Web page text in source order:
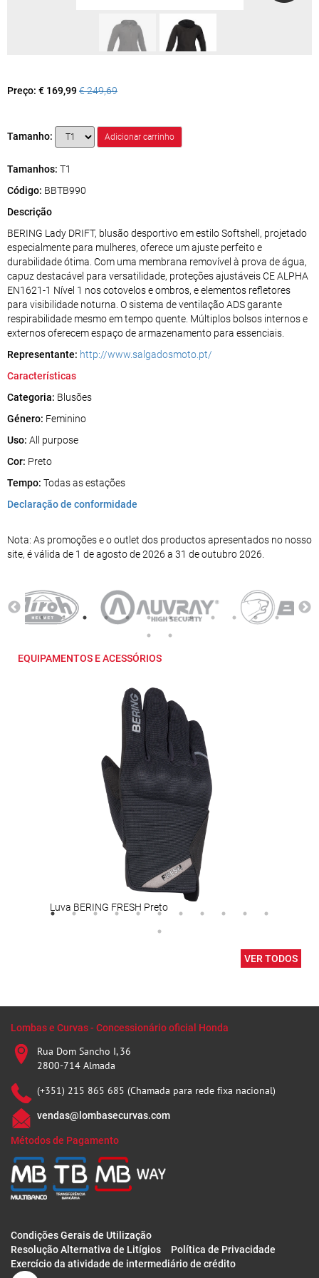
Preço: € 169,99€ 249,69
Tamanho:
Tamanhos: T1
Código: BBTB990
Descrição
BERING Lady DRIFT, blusão desportivo em estilo Softshell, projetado
especialmente para mulheres, oferece um ajuste perfeito e
durabilidade ótima. Com uma membrana removível à prova de água,
capuz destacável para versatilidade, proteções ajustáveis CE ALPHA
EN1621-1 Nível 1 nos cotovelos e ombros, e elementos refletores
para visibilidade noturna. O sistema de ventilação ADS garante
respirabilidade mesmo em tempo quente. Múltiplos bolsos internos e
externos oferecem espaço de armazenamento para essenciais.
Representante: http://www.salgadosmoto.pt/
Características
Categoria: Blusões
Género: Feminino
Uso: All purpose
Cor: Preto
Tempo: Todas as estações
Declaração de conformidade
Nota: As promoções e o outlet dos productos apresentados no nosso
site, é válida de 1 de agosto de 2026 a 31 de outubro 2026.
EQUIPAMENTOS E ACESSÓRIOS
Luva BERING FRESH Preto
VER TODOS
Lombas e Curvas - Concessionário oficial Honda
Rua Dom Sancho I, 36
2800-714 Almada
(+351) 215 865 685 (Chamada para rede fixa nacional)
vendas@lombasecurvas.com
Métodos de Pagamento
Condições Gerais de Utilização
Resolução Alternativa de Litígios
Política de Privacidade
Exercício da atividade de intermediário de crédito